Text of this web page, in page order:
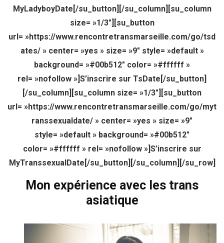
MyLadyboyDate[/su_button][/su_column][su_column
size= »1/3″][su_button
url= »https://www.rencontretransmarseille.com/go/tsd
ates/ » center= »yes » size= »9″ style= »default »
background= »#00b512″ color= »#ffffff »
rel= »nofollow »]S’inscrire sur TsDate[/su_button]
[/su_column][su_column size= »1/3″][su_button
url= »https://www.rencontretransmarseille.com/go/myt
ranssexualdate/ » center= »yes » size= »9″
style= »default » background= »#00b512″
color= »#ffffff » rel= »nofollow »]S’inscrire sur
MyTranssexualDate[/su_button][/su_column][/su_row]
Mon expérience avec les trans
asiatique